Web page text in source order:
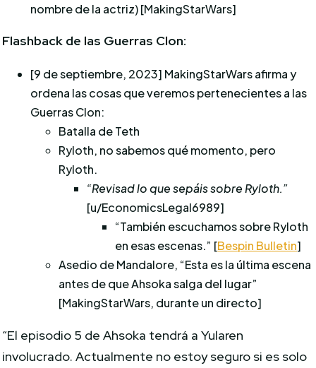
nombre de la actriz)[MakingStarWars]
Flashback de las Guerras Clon:
[9 de septiembre, 2023] MakingStarWars afirma y
ordena las cosas que veremos pertenecientes a las
Guerras Clon:
Batalla de Teth
Ryloth, no sabemos qué momento, pero
Ryloth.
“Revisad lo que sepáis sobre Ryloth.”
[u/EconomicsLegal6989]
“También escuchamos sobre Ryloth
en esas escenas.” [Bespin Bulletin]
Asedio de Mandalore, “Esta es la última escena
antes de que Ahsoka salga del lugar”
[MakingStarWars, durante un directo]
“El episodio 5 de Ahsoka tendrá a Yularen
involucrado. Actualmente no estoy seguro si es solo